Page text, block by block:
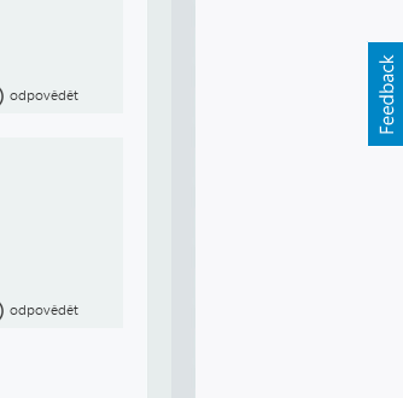
odpovědět
odpovědět